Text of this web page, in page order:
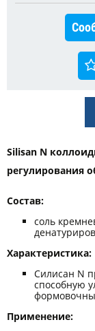
Silisan N
регулирования
Состав:
соль
Характеристика:
Силисан N
способную
Применение: